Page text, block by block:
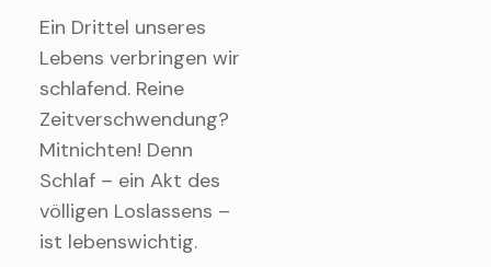
Ein Drittel unseres
Lebens verbringen wir
schlafend. Reine
Zeitverschwendung?
Mitnichten! Denn
Schlaf – ein Akt des
völligen Loslassens –
ist lebenswichtig.